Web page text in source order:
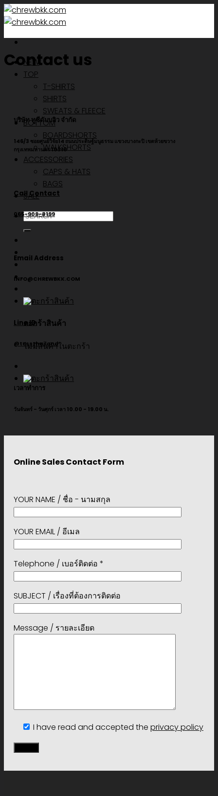
Skip
to
NEW
TOP
T-SHIRTS
SHIRTS
SWEATS & FLEECE
BOTTOM
BOARDSHORTS
WALKSHORTS
ACCESSORIES
CAPS & HATS
BAGS
SALE
ค้นหา:
ตะกร้าสินค้า
ไม่มีสินค้าในตะกร้า
Contact us
บริษัท ทูซีดับบลิว จำกัด
146/3 ซอยศูนย์วิจัย14 ถนนประดิษฐ์มนูธรรม แขวงบางกะปิ เขตห้วยขวาง
กรุงเทพมหานคร 10310
Call Contact
065-909-8199
Email Address
INFO@CHREWBKK.COM
Line ID
@tcssthailand
เวลาทำการ
วันจันทร์ - วันศุกร์ เวลา 10.00 - 19.00 น.
Online Sales Contact Form
YOUR NAME / ชื่อ - นามสกุล
YOUR EMAIL / อีเมล
Telephone / เบอร์ติดต่อ *
SUBJECT / เรื่องที่ต้องการติดต่อ
Message / รายละเอียด
I have read and accepted the privacy policy